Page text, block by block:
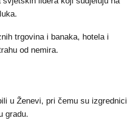
trgovina i banaka, hotela i
od nemira.
u Ženevi, pri čemu su izgrednici
gradu.